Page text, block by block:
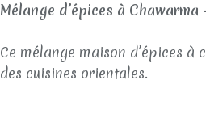
Mélange d’épices à
Ce mélange maison d’épices
des cuisines orientales.